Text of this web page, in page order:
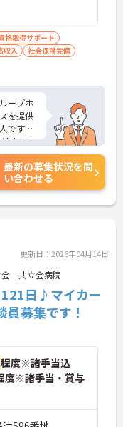
格取得サポート
収入
社会保険完備
ープホ
を提供
です！
方にお
スキル
さい！
最新の募集状況を問
い合わせる
更新日：2026年04月14日
会 共立会病院
121日♪マイカー
募集です！
程度※諸手当込
度※諸手当・賞与